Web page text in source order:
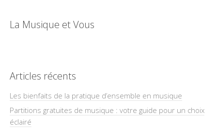
La Musique et Vous
Articles récents
Les bienfaits de la pratique d’ensemble en musique
Partitions gratuites de musique : votre guide pour un choix
éclairé